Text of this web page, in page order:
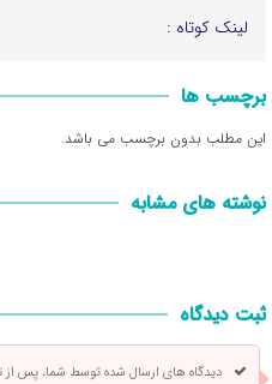
لینک کوتاه :
برچسب ها
این مطلب بدون برچسب می باشد.
نوشته های مشابه
ثبت دیدگاه
دیدگاه های ارسال شده توسط شما، پس از